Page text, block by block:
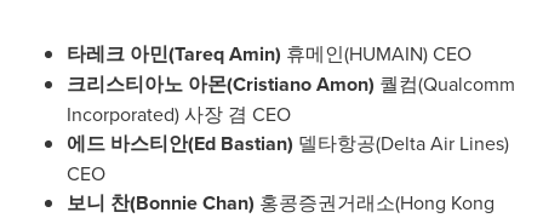
타레크 아민(Tareq Amin) 휴메인(HUMAIN)CEO
크리스티아노 아몬(Cristiano Amon) 퀄컴(Qualcomm
Incorporated) 사장 겸 CEO
에드 바스티안(Ed Bastian) 델타항공(Delta Air Lines)
CEO
보니 찬(Bonnie Chan) 홍콩증권거래소(Hong Kong